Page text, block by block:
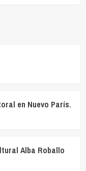
en Nuevo París.
Alba Roballo